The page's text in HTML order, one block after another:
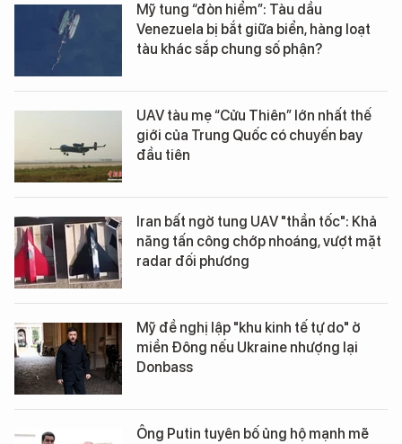
Mỹ tung “đòn hiểm”: Tàu dầu
Venezuela bị bắt giữa biển, hàng loạt
tàu khác sắp chung số phận?
UAV tàu mẹ “Cửu Thiên” lớn nhất thế
giới của Trung Quốc có chuyến bay
đầu tiên
Iran bất ngờ tung UAV "thần tốc": Khả
năng tấn công chớp nhoáng, vượt mặt
radar đối phương
Mỹ đề nghị lập "khu kinh tế tự do" ở
miền Đông nếu Ukraine nhượng lại
Donbass
Ông Putin tuyên bố ủng hộ mạnh mẽ